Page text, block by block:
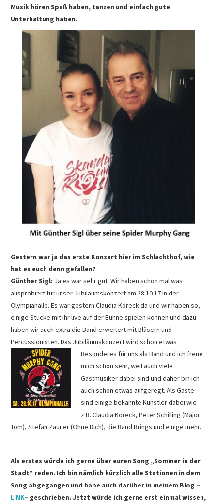
Musik hören Spaß haben, tanzen und einfach gute
Unterhaltung haben.
Gestern war ja das erste Konzert hier im Schlachthof, wie
hat es euch denn gefallen?
Günther Sigl: Ja es war sehr gut. Wir haben schon mal was
ausprobiert für unser Jubiläumskonzert am 28.10.17 in der
Olympiahalle. Es war gestern Claudia Koreck da und wir haben so,
einige Stücke mit ihr live auf der Bühne spielen können und dazu
haben wir auch extra die Band erweitert mit Bläsern und
Percussionisten. Das Jubiläumskonzert wird schon etwas
Besonderes für uns als Band und ich freue
mich schon sehr, weil auch viele
Gastmusiker dabei sind und daher bin ich
auch schon etwas aufgeregt. Als Gäste
sind einige bekannte Künstler dabei wie
z.B. Claudia Koreck, Peter Schilling (Major
Tom), Stefan Zauner (Ohne Dich), die Band Brings und einige mehr.
Als erstes würde ich gerne über euren Song „Sommer in der
Stadt“ reden. Ich bin nämlich kürzlich alle Stationen in dem
Song abgegangen und habe auch darüber in meinem Blog –
LINK– geschrieben. Jetzt würde ich gerne erst einmal wissen,